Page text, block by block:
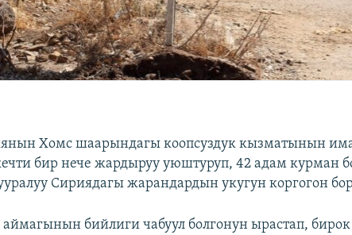
Хомс шаарындагы коопсуздук кызматынын
бир нече жардыруу уюштуруп, 42 адам курман
Сириядагы жарандардын укугун коргогон
бийлиги чабуул болгонун ырастап,